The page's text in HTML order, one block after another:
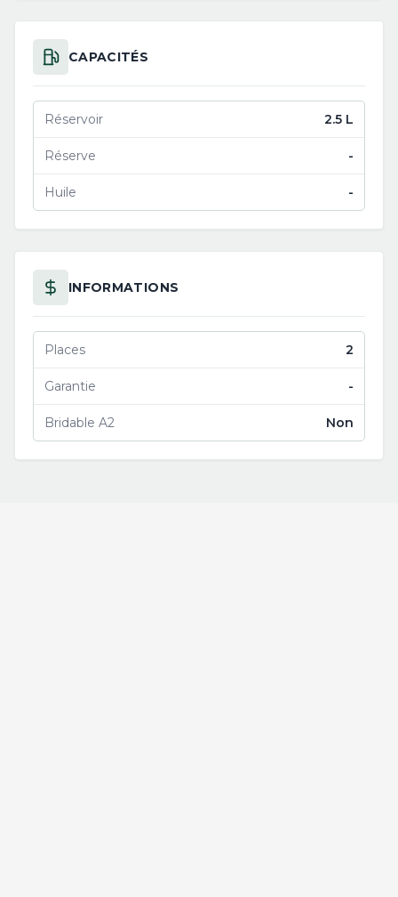
CAPACITÉS
Réservoir 2.5 L
Réserve -
Huile -
INFORMATIONS
Places 2
Garantie -
Bridable A2 Non